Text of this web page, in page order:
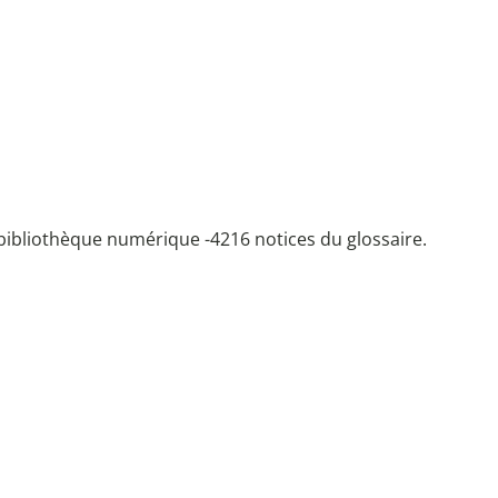
numérique -4216 notices du glossaire.